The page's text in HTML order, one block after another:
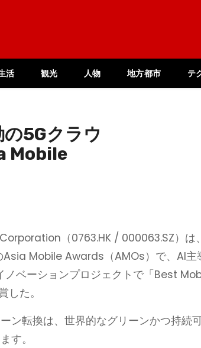
活 観光 人物 地方都市 テ
5Gクラウ
Mobile
（0763.HK / 000063.SZ）は
Mobile Awards（AMOs）で、AI主
ベーションプロジェクトで「Best
た。
ン転換は、世界的なグリーンかつ持続
す。